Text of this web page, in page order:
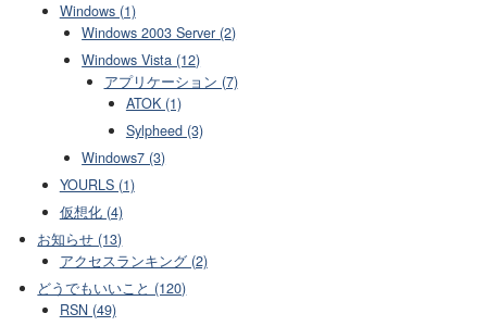
Windows (1)
Windows 2003 Server (2)
Windows Vista (12)
アプリケーション (7)
ATOK (1)
Sylpheed (3)
Windows7 (3)
YOURLS (1)
仮想化 (4)
お知らせ (13)
アクセスランキング (2)
どうでもいいこと (120)
RSN (49)